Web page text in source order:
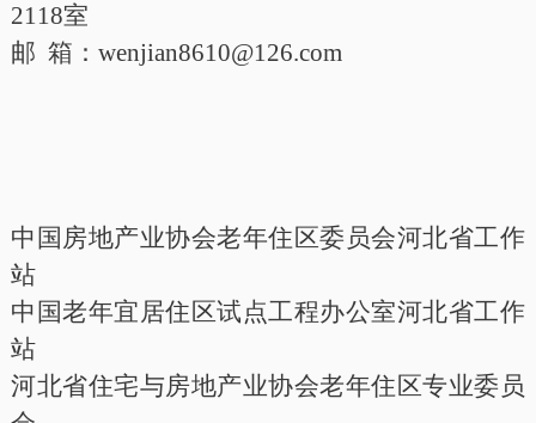
2118室
邮 箱： wenjian8610@126.com
中国房地产业协会老年住区委员会河北省工作
站
中国老年宜居住区试点工程办公室河北省工作
站
河北省住宅与房地产业协会老年住区专业委员